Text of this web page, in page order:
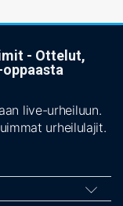
- Ottelut,
live-urheiluun.
urheilulajit.